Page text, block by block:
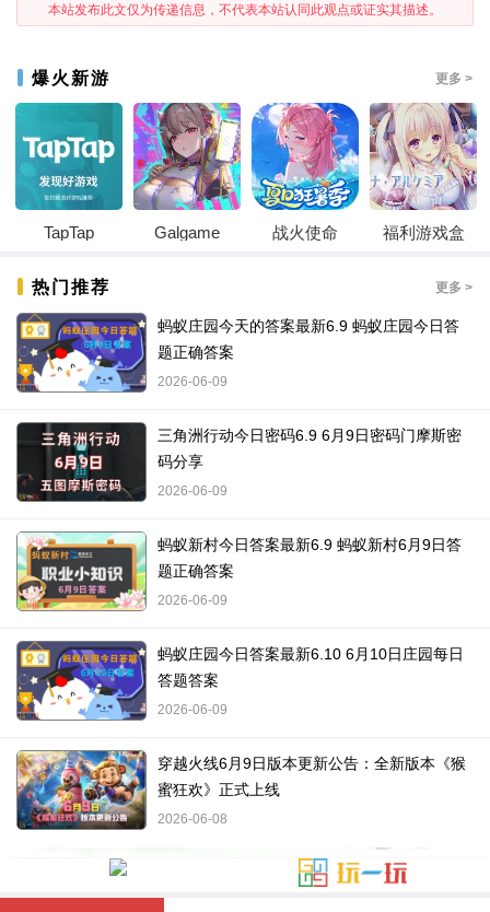
本站发布此文仅为传递信息，不代表本站认同此观点或证实其描述。
爆火新游 更多 >
TapTap Galgame 战火使命 福利游戏盒
热门推荐 更多 >
蚂蚁庄园今天的答案最新6.9 蚂蚁庄园今日答
题正确答案
2026-06-09
三角洲行动今日密码6.9 6月9日密码门摩斯密
码分享
2026-06-09
蚂蚁新村今日答案最新6.9 蚂蚁新村6月9日答
题正确答案
2026-06-09
蚂蚁庄园今日答案最新6.10 6月10日庄园每日
答题答案
2026-06-09
穿越火线6月9日版本更新公告：全新版本《猴
蜜狂欢》正式上线
2026-06-08